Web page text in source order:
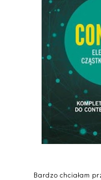
Bardzo chciałam